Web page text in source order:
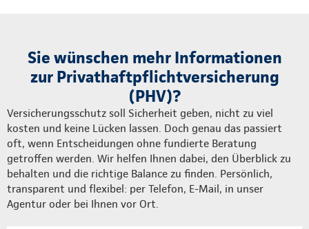
Sie wünschen mehr Informationen
zur Privathaftpflichtversicherung
(PHV)?
Versicherungsschutz soll Sicherheit geben, nicht zu viel
kosten und keine Lücken lassen. Doch genau das passiert
oft, wenn Entscheidungen ohne fundierte Beratung
getroffen werden. Wir helfen Ihnen dabei, den Überblick zu
behalten und die richtige Balance zu finden. Persönlich,
transparent und flexibel: per Telefon, E-Mail, in unser
Agentur oder bei Ihnen vor Ort.